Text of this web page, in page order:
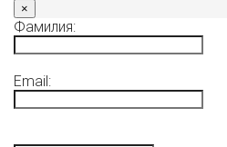
×
Фамилия:
Email: